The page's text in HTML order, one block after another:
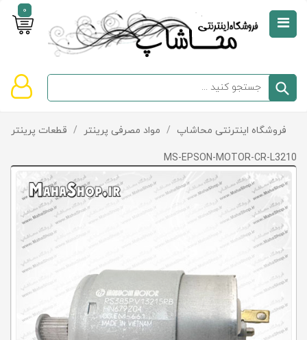
0
صفحه
دسته‌بندی
تخفیف‌ها
و
پیشنهادها
تماس
کلاب
محاشاپ
سبد
خالی
است
فروشگاه اینترنتی محاشاپ / مواد مصرفی پرینتر / قطعات پرینتر و
MS-EPSON-MOTOR-CR-L3210